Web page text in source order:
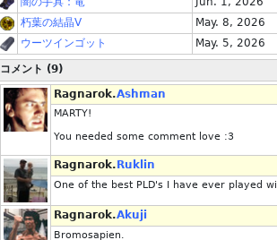
朽葉の結晶V
May. 8, 2026
ウーツインゴット
May. 5, 2026
コメント (9)
Ragnarok.Ashman
MARTY!
You needed some comment love :3
Ragnarok. Ruklin
One of the best PLD's I have ever played
Ragnarok.Akuji
Bromosapien.